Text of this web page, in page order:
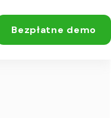
Bezpłatne demo